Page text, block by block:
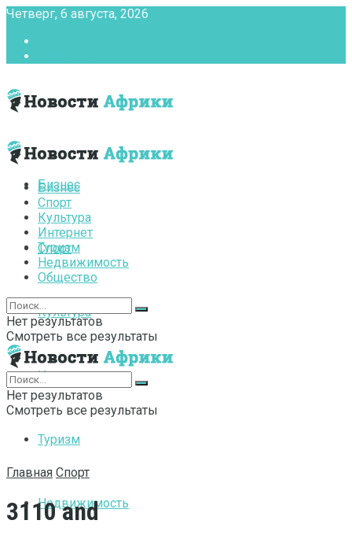
Четверг, 6 августа, 2026
Бизнес
Спорт
Культура
Интернет
Туризм
Недвижимость
Бизнес
Спорт
Культура
Интернет
Туризм
Недвижимость
Общество
Нет результатов
Смотреть все результаты
Нет результатов
Смотреть все результаты
Главная Спорт
3110 and